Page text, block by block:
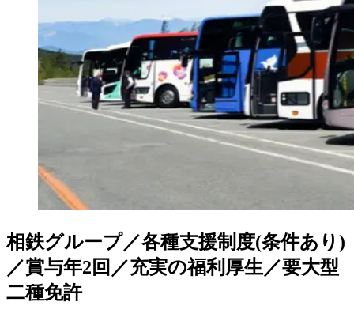
相鉄グループ／各種支援制度(条件あり)
／賞与年2回／充実の福利厚生／要大型
二種免許